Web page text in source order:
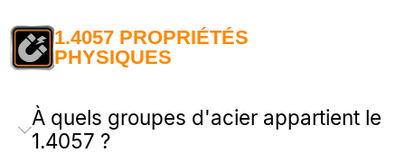
1.4057 PROPRIÉTÉS
PHYSIQUES
À quels groupes d'acier appartient le
1.4057 ?